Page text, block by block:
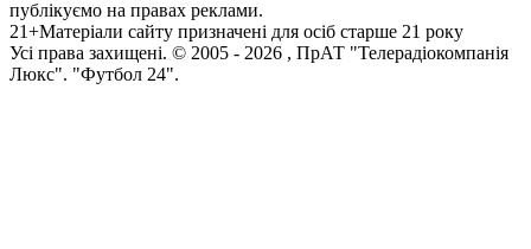
публікуємо на правах реклами.
21+Матеріали сайту призначені для осіб старше 21 року
Усi права захищенi. © 2005 - 2026 , ПрАТ "Телерадіокомпанія
Люкс". "Футбол 24".